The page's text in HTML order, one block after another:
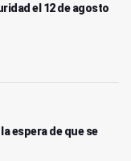
el 12 de agosto
espera de que se